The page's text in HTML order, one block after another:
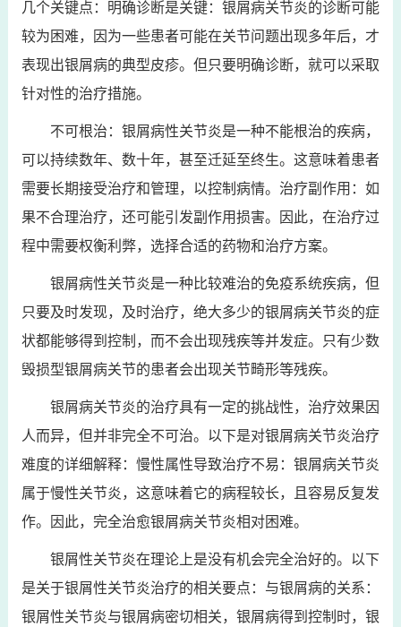
几个关键点：明确诊断是关键：银屑病关节炎的诊断可能
较为困难，因为一些患者可能在关节问题出现多年后，才
表现出银屑病的典型皮疹。但只要明确诊断，就可以采取
针对性的治疗措施。
不可根治：银屑病性关节炎是一种不能根治的疾病，
可以持续数年、数十年，甚至迁延至终生。这意味着患者
需要长期接受治疗和管理，以控制病情。治疗副作用：如
果不合理治疗，还可能引发副作用损害。因此，在治疗过
程中需要权衡利弊，选择合适的药物和治疗方案。
银屑病性关节炎是一种比较难治的免疫系统疾病，但
只要及时发现，及时治疗，绝大多少的银屑病关节炎的症
状都能够得到控制，而不会出现残疾等并发症。只有少数
毁损型银屑病关节的患者会出现关节畸形等残疾。
银屑病关节炎的治疗具有一定的挑战性，治疗效果因
人而异，但并非完全不可治。以下是对银屑病关节炎治疗
难度的详细解释：慢性属性导致治疗不易：银屑病关节炎
属于慢性关节炎，这意味着它的病程较长，且容易反复发
作。因此，完全治愈银屑病关节炎相对困难。
银屑性关节炎在理论上是没有机会完全治好的。以下
是关于银屑性关节炎治疗的相关要点：与银屑病的关系：
银屑性关节炎与银屑病密切相关，银屑病得到控制时，银